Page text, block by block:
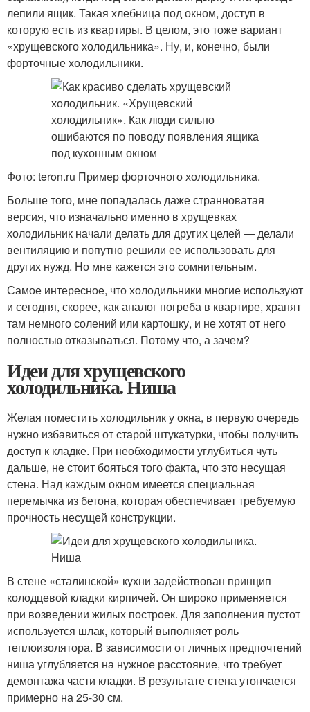
лепили ящик. Такая хлебница под окном, доступ в
которую есть из квартиры. В целом, это тоже вариант
«хрущевского холодильника». Ну, и, конечно, были
форточные холодильники.
Фото: teron.ru Пример форточного холодильника.
Больше того, мне попадалась даже странноватая
версия, что изначально именно в хрущевках
холодильник начали делать для других целей — делали
вентиляцию и попутно решили ее использовать для
других нужд. Но мне кажется это сомнительным.
Самое интересное, что холодильники многие используют
и сегодня, скорее, как аналог погреба в квартире, хранят
там немного солений или картошку, и не хотят от него
полностью отказываться. Потому что, а зачем?
Идеи для хрущевского
холодильника. Ниша
Желая поместить холодильник у окна, в первую очередь
нужно избавиться от старой штукатурки, чтобы получить
доступ к кладке. При необходимости углубиться чуть
дальше, не стоит бояться того факта, что это несущая
стена. Над каждым окном имеется специальная
перемычка из бетона, которая обеспечивает требуемую
прочность несущей конструкции.
В стене «сталинской» кухни задействован принцип
колодцевой кладки кирпичей. Он широко применяется
при возведении жилых построек. Для заполнения пустот
используется шлак, который выполняет роль
теплоизолятора. В зависимости от личных предпочтений
ниша углубляется на нужное расстояние, что требует
демонтажа части кладки. В результате стена утончается
примерно на 25-30 см.